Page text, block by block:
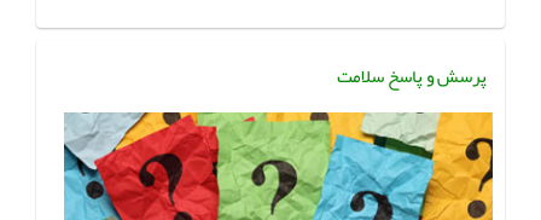
پرسش و پاسخ سلامت